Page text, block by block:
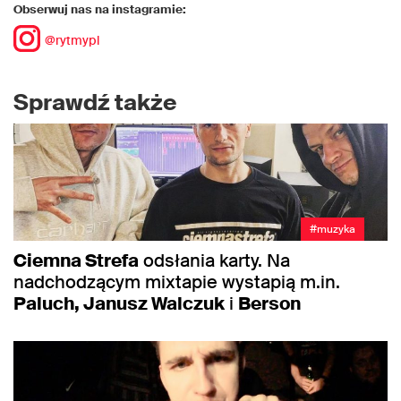
Obserwuj nas na instagramie:
@rytmypl
Sprawdź także
#muzyka
Ciemna Strefaodsłania karty. Na
nadchodzącym mixtapie wystapią m.in.
Paluch, Janusz Walczuk i Berson